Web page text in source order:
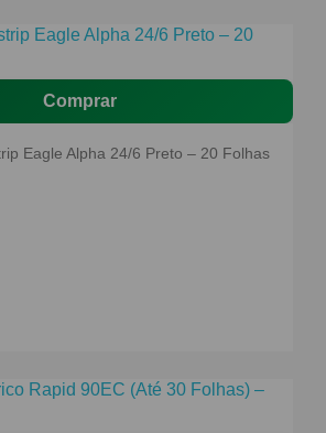
Comprar
Eagle Alpha 24/6 Preto – 20 Folhas